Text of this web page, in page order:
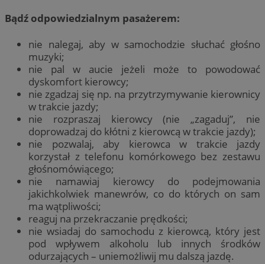
Bądź odpowiedzialnym pasażerem:
nie nalegaj, aby w samochodzie słuchać głośno
muzyki;
nie pal w aucie jeżeli może to powodować
dyskomfort kierowcy;
nie zgadzaj się np. na przytrzymywanie kierownicy
w trakcie jazdy;
nie rozpraszaj kierowcy (nie „zagaduj”, nie
doprowadzaj do kłótni z kierowcą w trakcie jazdy);
nie pozwalaj, aby kierowca w trakcie jazdy
korzystał z telefonu komórkowego bez zestawu
głośnomówiącego;
nie namawiaj kierowcy do podejmowania
jakichkolwiek manewrów, co do których on sam
ma wątpliwości;
reaguj na przekraczanie prędkości;
nie wsiadaj do samochodu z kierowcą, który jest
pod wpływem alkoholu lub innych środków
odurzających – uniemożliwij mu dalszą jazdę.